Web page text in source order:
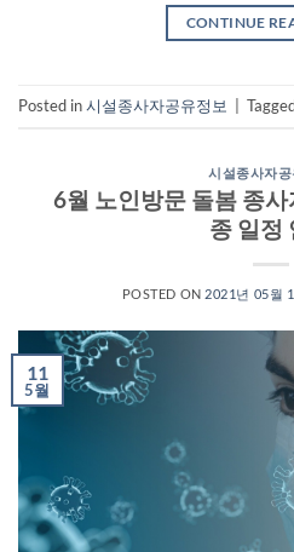
CONTINUE
Posted in시설종사자공유정보
시설종사자공
6월 노인방문 돌봄 종
종 일정
POSTED ON 2021년 05월
11
5월